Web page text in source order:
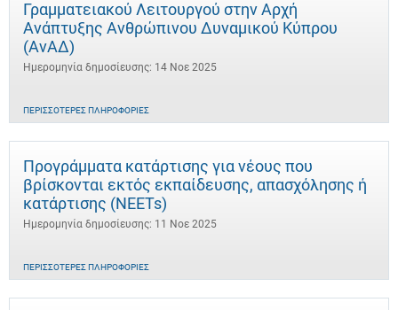
Γραμματειακού Λειτουργού στην Αρχή
Ανάπτυξης Ανθρώπινου Δυναμικού Κύπρου
(ΑνΑΔ)
Ημερομηνία δημοσίευσης: 14 Νοε 2025
ΠΕΡΙΣΣΌΤΕΡΕΣ ΠΛΗΡΟΦΟΡΊΕΣ
Προγράμματα κατάρτισης για νέους που
βρίσκονται εκτός εκπαίδευσης, απασχόλησης ή
κατάρτισης (NEETs)
Ημερομηνία δημοσίευσης: 11 Νοε 2025
ΠΕΡΙΣΣΌΤΕΡΕΣ ΠΛΗΡΟΦΟΡΊΕΣ